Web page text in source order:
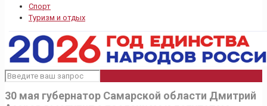
Спорт
Туризм и отдых
30 мая губернатор Самарской области Дмитрий